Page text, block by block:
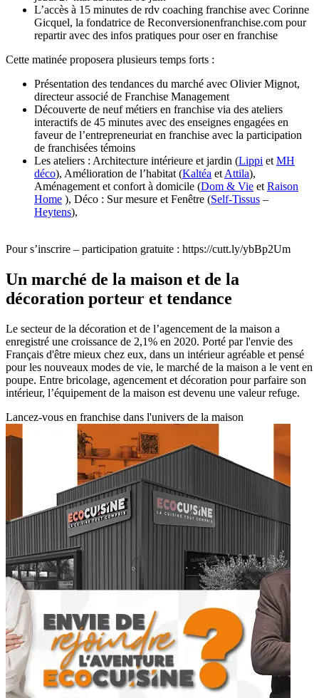
L’accès à 15 minutes de rdv coaching franchise avec Corinne
Gicquel, la fondatrice de Reconversionenfranchise.com pour
repartir avec des infos pratiques pour oser en franchise
Cette matinée proposera plusieurs temps forts :
Présentation des tendances du marché avec Olivier Mignot,
directeur associé de Franchise Management
Découverte de neuf métiers en franchise via des ateliers
interactifs de 45 minutes avec des enseignes engagées en
faveur de l’entrepreneuriat en franchise avec la participation
de franchisées témoins
Les ateliers : Architecture intérieure et jardin (Lippi etMH
déco), Amélioration de l’habitat (Kaltéa etAttila),
Aménagement et confort à domicile (Dom & Vie etRaison
Home ), Déco : Sur mesure et Fenêtre (Self-Tissus –
Heytens),
Pour s’inscrire – participation gratuite : https://cutt.ly/ybBp2Um
Un marché de la maison et de la
décoration porteur et tendance
Le secteur de la décoration et de l’agencement de la maison a
enregistré une croissance de 2,1% en 2020. Porté par l'envie des
Français d'être mieux chez eux, dans un intérieur agréable et pensé
pour les nouveaux modes de vie, le marché de la maison a le vent en
poupe. Entre bricolage, agencement et décoration pour parfaire son
intérieur, l’équipement de la maison est devenu une valeur refuge.
Lancez-vous en franchise dans l'univers de la maison